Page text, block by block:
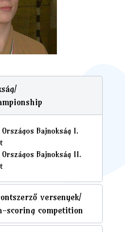
Országos Bajnokság I.
Országos Bajnokság II.
versenyek/
scoring competition